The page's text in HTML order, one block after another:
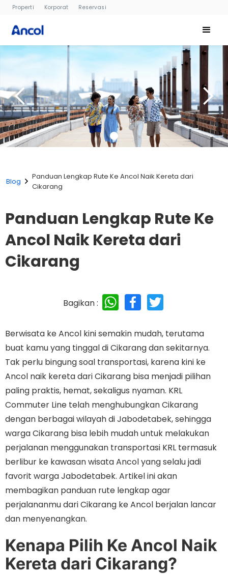
Properti Korporat Reservasi
Blog
Panduan Lengkap Rute Ke Ancol Naik Kereta dari
Cikarang
Panduan Lengkap Rute Ke
Ancol Naik Kereta dari
Cikarang
Bagikan : WhatsApp
Facebook
Twitter
Berwisata ke Ancol kini semakin mudah, terutama
buat kamu yang tinggal di Cikarang dan sekitarnya.
Tak perlu bingung soal transportasi, karena kini ke
Ancol naik kereta dari Cikarang bisa menjadi pilihan
paling praktis, hemat, sekaligus nyaman. KRL
Commuter Line telah menghubungkan Cikarang
dengan berbagai wilayah di Jabodetabek, sehingga
warga Cikarang bisa lebih mudah untuk melakukan
perjalanan menggunakan transportasi KRL termasuk
berlibur ke kawasan wisata Ancol yang selalu jadi
favorit warga Jabodetabek. Artikel ini akan
membagikan panduan rute lengkap agar
perjalananmu dari Cikarang ke Ancol berjalan lancar
dan menyenangkan.
Kenapa Pilih Ke Ancol Naik
Kereta dari Cikarang?